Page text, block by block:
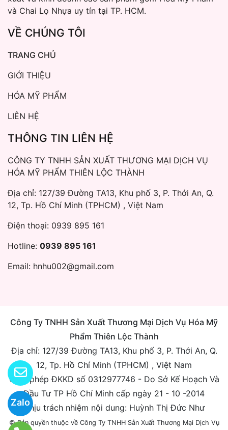
Zalo
và Chai Lọ Nhựa uy tín tại TP. HCM.
VỀ CHÚNG TÔI
TRANG CHỦ
GIỚI THIỆU
HÓA MỸ PHẨM
LIÊN HỆ
THÔNG TIN LIÊN HỆ
CÔNG TY TNHH SẢN XUẤT THƯƠNG MẠI DỊCH VỤ
HÓA MỸ PHẨM THIÊN LỘC THÀNH
Địa chỉ: 127/39 Đường TA13, Khu phố 3, P. Thới An, Q.
12, Tp. Hồ Chí Minh (TPHCM) , Việt Nam
Điện thoại: 0939 895 161
Hotline: 0939 895 161
Email: hnhu002@gmail.com
Công Ty TNHH Sản Xuất Thương Mại Dịch Vụ Hóa Mỹ
Phẩm Thiên Lộc Thành
Địa chỉ: 127/39 Đường TA13, Khu phố 3, P. Thới An, Q.
12, Tp. Hồ Chí Minh (TPHCM) , Việt Nam
Giấy phép ĐKKD số 0312977746 - Do Sở Kế Hoạch Và
Đầu Tư TP Hồ Chí Minh cấp ngày 21 - 10 -2014
Chịu trách nhiệm nội dung: Huỳnh Thị Đức Như
© Bản quyền thuộc về Công Ty TNHH Sản Xuất Thương Mại Dịch Vụ